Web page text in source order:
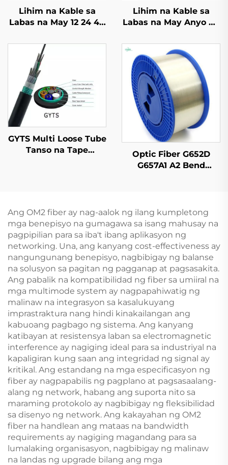
Lihim na Kable sa
Labas na May 12 24 48
GYTA Fiber Optic
Lihim na Kable sa
Labas na May Anyo ng
GYTS Multi Loose Tube
Tanso na Tape
Optic Fiber G652D
G657A1 A2 Bend
Ang OM2 fiber ay nag-aalok ng ilang kumpletong
mga benepisyo na gumagawa sa isang mahusay na
pagpipilian para sa iba't ibang aplikasyon ng
networking. Una, ang kanyang cost-effectiveness ay
nangungunang benepisyo, nagbibigay ng balanse
na solusyon sa pagitan ng pagganap at pagsasakita.
Ang pabalik na kompatibilidad ng fiber sa umiiral na
mga multimode system ay nagpapahiwatig ng
malinaw na integrasyon sa kasalukuyang
imprastraktura nang hindi kinakailangan ang
kabuoang pagbago ng sistema. Ang kanyang
katibayan at resistensya laban sa electromagnetic
interference ay nagiging ideal para sa industriyal na
kapaligiran kung saan ang integridad ng signal ay
kritikal. Ang estandang na mga especificasyon ng
fiber ay nagpapabilis ng pagplano at pagsasaalang-
alang ng network, habang ang suporta nito sa
maraming protokolo ay nagbibigay ng fleksibilidad
sa disenyo ng network. Ang kakayahan ng OM2
fiber na handlean ang mataas na bandwidth
requirements ay nagiging magandang para sa
lumalaking organisasyon, nagbibigay ng malinaw
na landas ng upgrade bilang ang mga